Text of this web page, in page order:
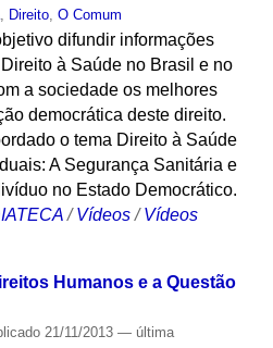
, Direito, O Comum
difundir informações
à Saúde no Brasil e no
a sociedade os melhores
democrática deste direito.
o tema Direito à Saúde
A Segurança Sanitária e
no Estado Democrático.
/Vídeos /Vídeos
Humanos e a Questão
21/11/2013 — última